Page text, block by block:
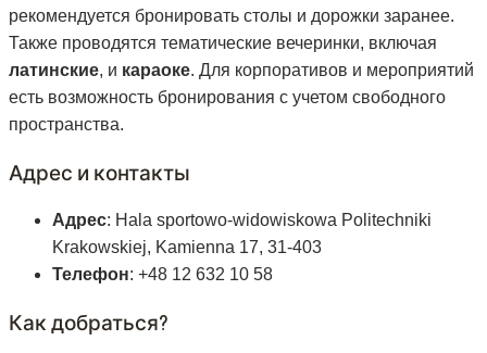
рекомендуется бронировать столы и дорожки заранее.
Также проводятся тематические вечеринки, включая
латинские, и караоке. Для корпоративов и мероприятий
есть возможность бронирования с учетом свободного
пространства.
Адрес и контакты
Адрес: Hala sportowo-widowiskowa Politechniki
Krakowskiej, Kamienna 17, 31-403
Телефон: +48 12 632 10 58
Как добраться?